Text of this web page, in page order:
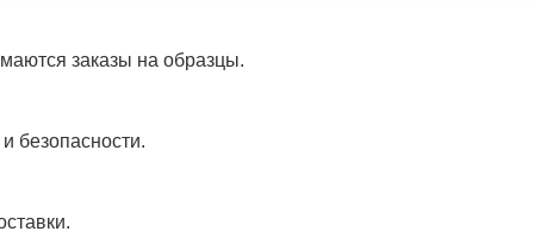
заказы на образцы.
безопасности.